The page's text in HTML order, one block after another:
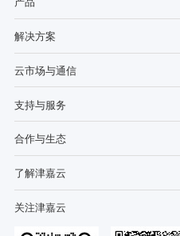
解决方案
云市场与通信
支持与服务
合作与生态
了解津嘉云
关注津嘉云